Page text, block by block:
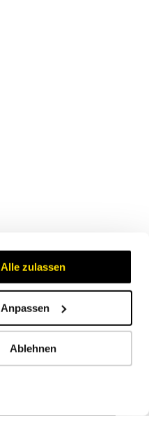
Alle zulassen
Anpassen
Ablehnen